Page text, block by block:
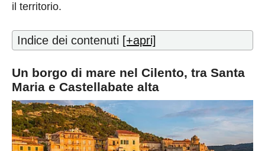
il territorio.
Indice dei contenuti [+apri]
Un borgo di mare nel Cilento, tra Santa
Maria e Castellabate alta